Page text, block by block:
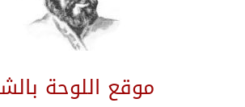
موقع اللوحة